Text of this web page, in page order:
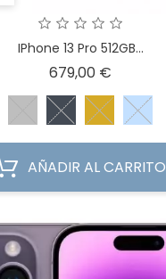
IPhone 13 Pro 512GB...
679,00 €
AÑADIR AL CARRITO